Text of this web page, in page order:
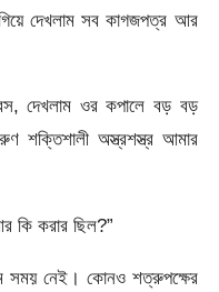
গিয়ে দেখলাম সব কাগজপত্র আর
দেখলাম ওর কপালে বড় বড়
শক্তিশালী অস্ত্রশস্ত্র আমার
কি করার ছিল?”
সময় নেই। কোনও শত্রুপক্ষের